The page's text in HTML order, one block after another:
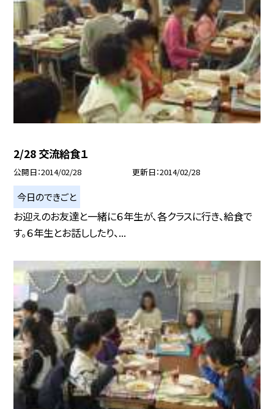
2/28 交流給食１
公開日 2014/02/28 更新日 2014/02/28
今日のできごと
お迎えのお友達と一緒に６年生が、各クラスに行き、給食で
す。６年生とお話ししたり、...